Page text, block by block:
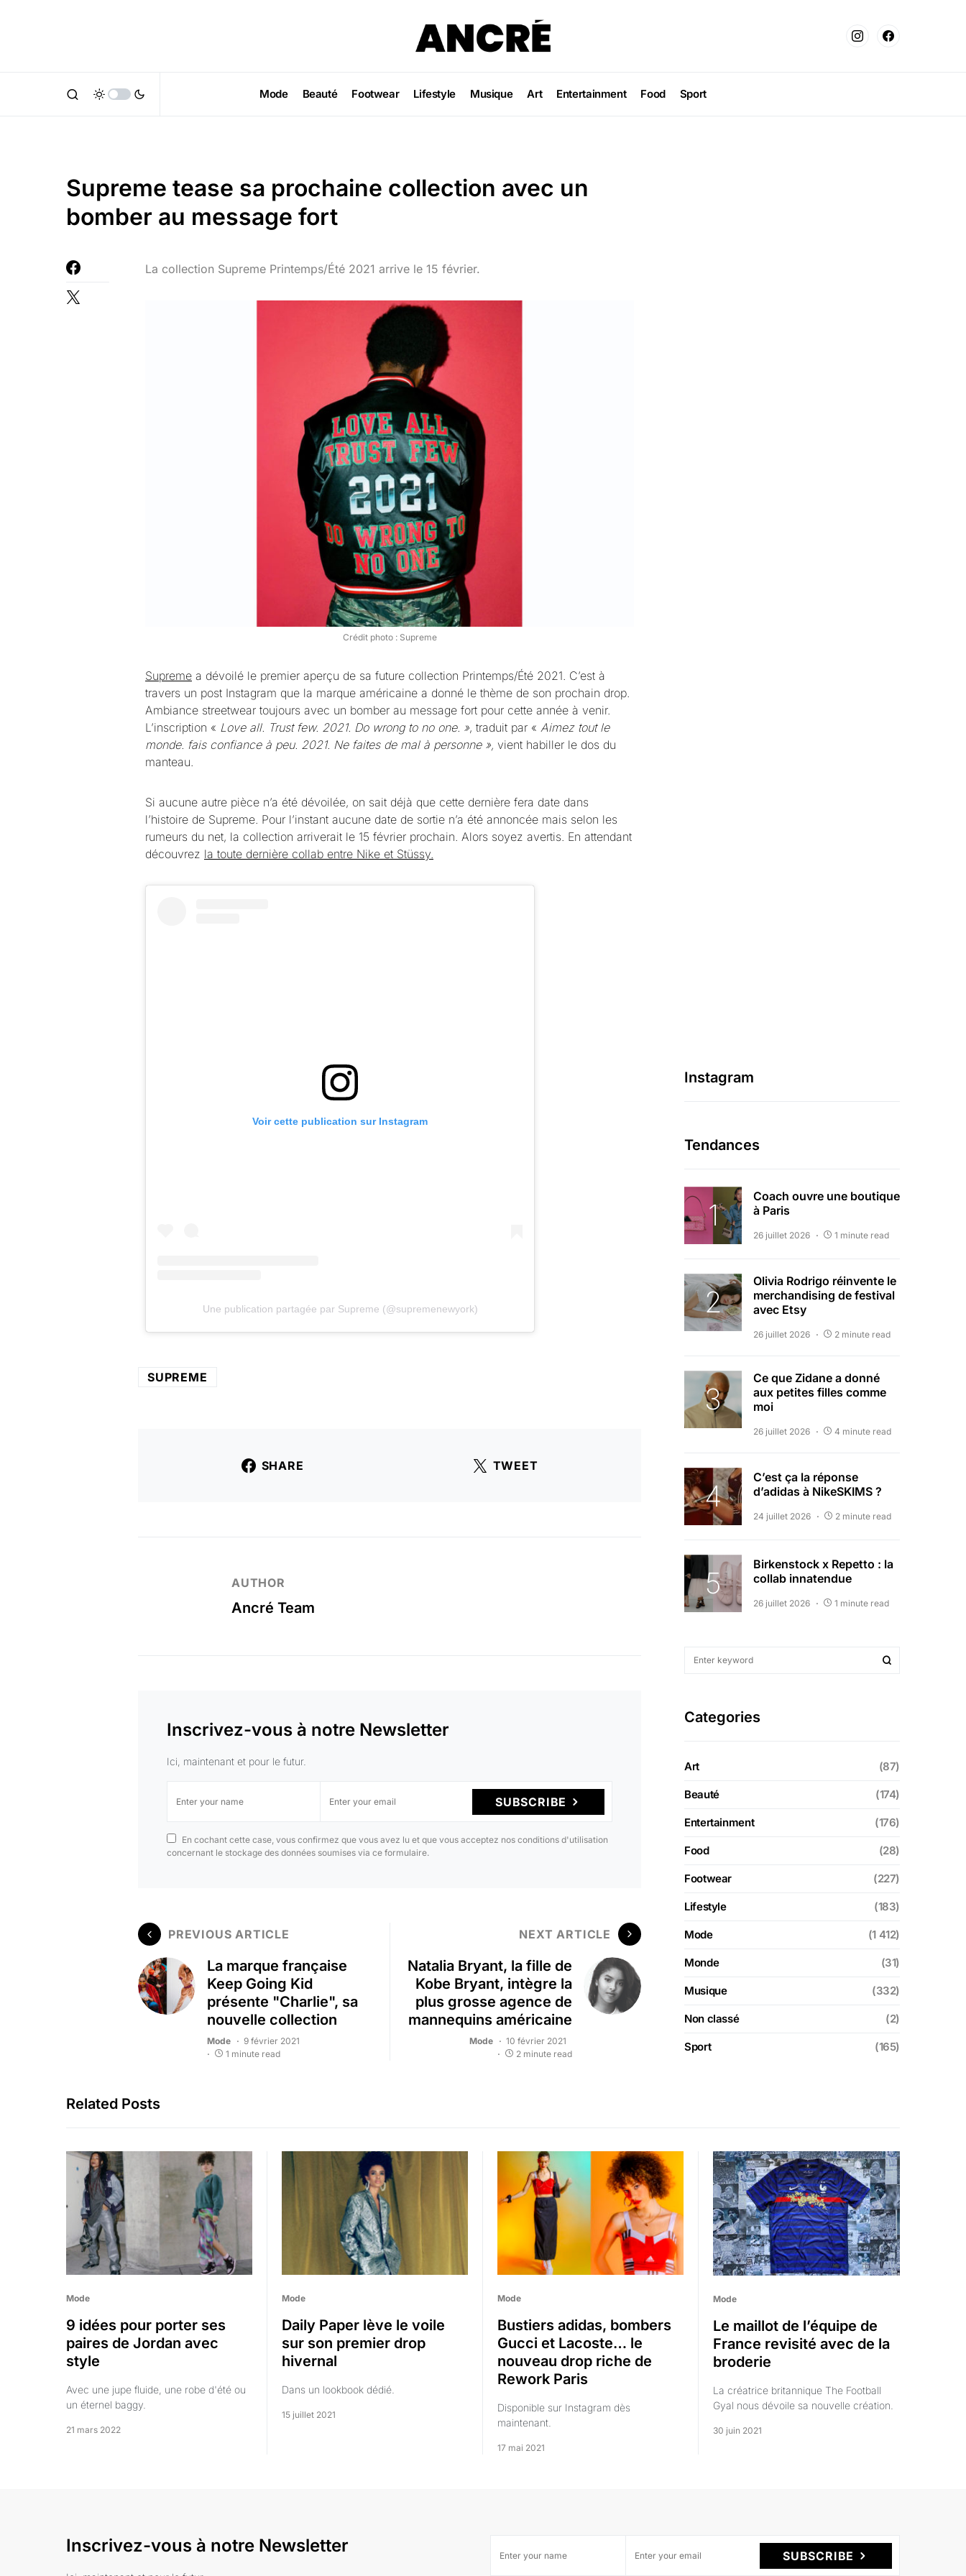
Mode Beauté Footwear Lifestyle Musique Art Entertainment Food Sport
Supreme tease sa prochaine collection avec un
bomber au message fort
La collection Supreme Printemps/Été 2021 arrive le 15 février.
Crédit photo : Supreme
Supreme a dévoilé le premier aperçu de sa future collection Printemps/Été 2021. C’est à
travers un post Instagram que la marque américaine a donné le thème de son prochain drop.
Ambiance streetwear toujours avec un bomber au message fort pour cette année à venir.
L’inscription « Love all. Trust few. 2021. Do wrong to no one. », traduit par « Aimez tout le
monde. fais confiance à peu. 2021. Ne faites de mal à personne », vient habiller le dos du
manteau.
Si aucune autre pièce n’a été dévoilée, on sait déjà que cette dernière fera date dans
l’histoire de Supreme. Pour l’instant aucune date de sortie n’a été annoncée mais selon les
rumeurs du net, la collection arriverait le 15 février prochain. Alors soyez avertis. En attendant
découvrez la toute dernière collab entre Nike et Stüssy.
Voir cette publication sur Instagram
Une publication partagée par Supreme (@supremenewyork)
SUPREME
SHARE TWEET
AUTHOR
Ancré Team
Inscrivez-vous à notre Newsletter
Ici, maintenant et pour le futur.
SUBSCRIBE
En cochant cette case, vous confirmez que vous avez lu et que vous acceptez nos conditions d'utilisation
concernant le stockage des données soumises via ce formulaire.
PREVIOUS ARTICLE
La marque française
Keep Going Kid
présente "Charlie", sa
nouvelle collection
Mode
9 février 2021
1 minute read
NEXT ARTICLE
Natalia Bryant, la fille de
Kobe Bryant, intègre la
plus grosse agence de
mannequins américaine
Mode
10 février 2021
2 minute read
Instagram
Tendances
Coach ouvre une boutique
à Paris
26 juillet 2026 1 minute read
Olivia Rodrigo réinvente le
merchandising de festival
avec Etsy
26 juillet 2026 2 minute read
Ce que Zidane a donné
aux petites filles comme
moi
26 juillet 2026 4 minute read
C’est ça la réponse
d’adidas à NikeSKIMS ?
24 juillet 2026 2 minute read
Birkenstock x Repetto : la
collab innatendue
26 juillet 2026 1 minute read
Categories
Art (87)
Beauté (174)
Entertainment (176)
Food (28)
Footwear (227)
Lifestyle (183)
Mode (1 412)
Monde (31)
Musique (332)
Non classé (2)
Sport (165)
Related Posts
Mode
9 idées pour porter ses
paires de Jordan avec
style
Avec une jupe fluide, une robe d'été ou
un éternel baggy.
21 mars 2022
Mode
Daily Paper lève le voile
sur son premier drop
hivernal
Dans un lookbook dédié.
15 juillet 2021
Mode
Bustiers adidas, bombers
Gucci et Lacoste… le
nouveau drop riche de
Rework Paris
Disponible sur Instagram dès
maintenant.
17 mai 2021
Mode
Le maillot de l’équipe de
France revisité avec de la
broderie
La créatrice britannique The Football
Gyal nous dévoile sa nouvelle création.
30 juin 2021
Inscrivez-vous à notre Newsletter SUBSCRIBE